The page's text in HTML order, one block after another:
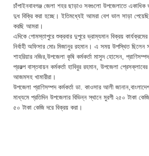
চাঁপাইনবাবগঞ্জ জেলা শহর ছাড়াও সবগুলো উপজেলাতে একাধিক
দুধ বিক্রি করা হচ্ছে। ইতিমধ্যেই আমরা বেশ ভাল সাড়া
করছি আমরা।
এদিকে গোমস্তাপুরে শুক্রবার দুপুরে ভ্রাম্যমান বিক্রয়
নির্বাহী অফিসার মোঃ মিজানুর রহমান। এ সময় উপস্থিত ছিলেন
শাহরিয়ার নজির,উপজেলা কৃষি কর্মকর্তা মাসুদ হোসেন,
প্রকল্প বাস্তবায়ন কর্মকর্তা হাবিবুর রহমান, উপজেলা
আজমসহ খামারীরা।
উপজেলা প্রাণিসম্পদ কর্মকর্তা ডা. কাওসার আলী
মাধ্যমে প্রতিদিন উপজেলার বিভিন্ন স্থানে মুরগী ২৫০ টাকা
৫০ টাকা কেজি দরে বিক্রয় করা।